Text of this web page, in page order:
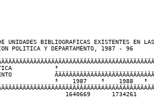
UNIDADES BIBLIOGRAFICAS EXISTENTES EN
POLITICA Y DEPARTAMENTO, 1987 - 96
³
³    1987    ³    1988   ³
1640669      1734261